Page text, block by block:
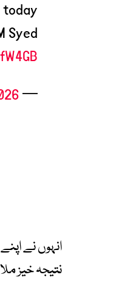
Syed
— Prime Minister’s Office (@PakPMO)
انہوں نے
نتیجہ خیز